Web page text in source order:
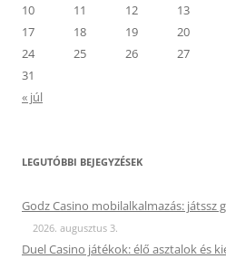
10
11 12 13
17
18 19 20
24
25 26 27
31
« júl
LEGUTÓBBI BEJEGYZÉSEK
Godz Casino mobilalkalmazás: játssz
2026. augusztus 3.
Duel Casino játékok: élő asztalok és